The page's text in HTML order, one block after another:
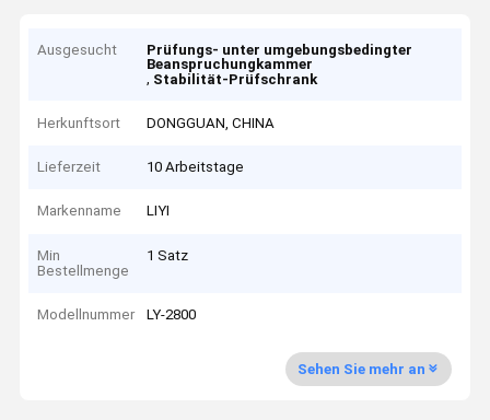
Ausgesucht
Prüfungs- unter umgebungsbedingter
Beanspruchungkammer
, Stabilität-Prüfschrank
Herkunftsort DONGGUAN, CHINA
Lieferzeit 10 Arbeitstage
Markenname LIYI
Min
Bestellmenge
1 Satz
Modellnummer LY-2800
Sehen Sie mehr an